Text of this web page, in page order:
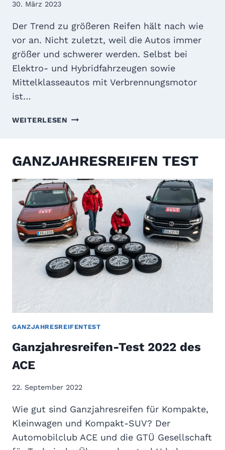
S
S
E
:
F
S
T
A
E
D
M
P
F
E
H
L
E
N
S
R
T
30. März 2023
Der Trend zu größeren Reifen hält nach wie
vor an. Nicht zuletzt, weil die Autos immer
größer und schwerer werden. Selbst bei
Elektro- und Hybridfahrzeugen sowie
Mittelklasseautos mit Verbrennungsmotor
ist…
WEITERLESEN S
E
R
E
I
F
E
N
T
E
S
0
2
V
G
Ü
N
D
GANZJAHRESREIFEN TEST
GANZJAHRESREIFENTEST
Ganzjahresreifen-Test 2022 des
ACE
22. September 2022
Wie gut sind Ganzjahresreifen für Kompakte,
Kleinwagen und Kompakt-SUV? Der
Automobilclub ACE und die GTÜ Gesellschaft